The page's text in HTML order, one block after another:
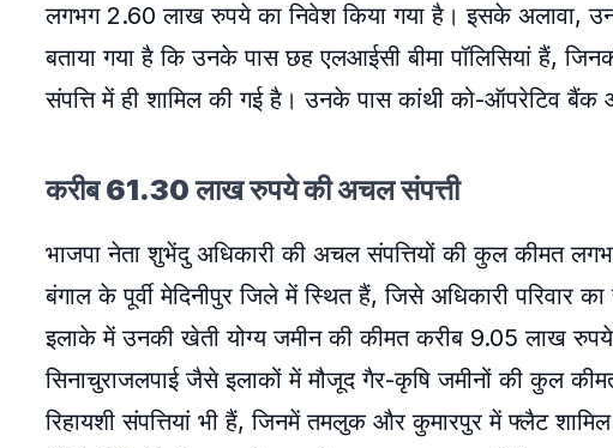
लगभग 2.60 लाख रुपये का निवेश किया गया है। इसके अलावा,
बताया गया है कि उनके पास छह एलआईसी बीमा पॉलिसियां हैं,
संपत्ति में ही शामिल की गई है। उनके पास कांथी को-ऑपरेटिव
करीब 61.30 लाख रुपये की अचल संपत्ती
भाजपा नेता शुभेंदु अधिकारी की अचल संपत्तियों की कुल कीमत
बंगाल के पूर्वी मेदिनीपुर जिले में स्थित हैं, जिसे अधिकारी परिवार
इलाके में उनकी खेती योग्य जमीन की कीमत करीब 9.05 लाख
सिनाचुराजलपाई जैसे इलाकों में मौजूद गैर-कृषि जमीनों की कुल
रिहायशी संपत्तियां भी हैं, जिनमें तमलुक और कुमारपुर में फ्लैट